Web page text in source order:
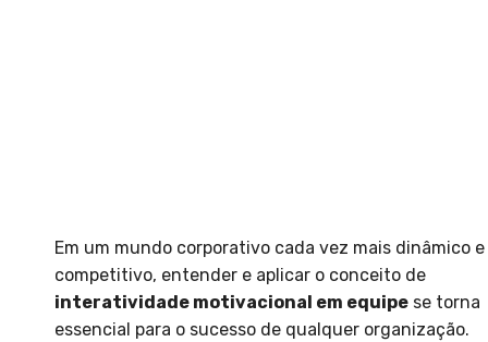
Em um mundo corporativo cada vez mais dinâmico e
competitivo, entender e aplicar o conceito de
interatividade motivacional em equipe se torna
essencial para o sucesso de qualquer organização.